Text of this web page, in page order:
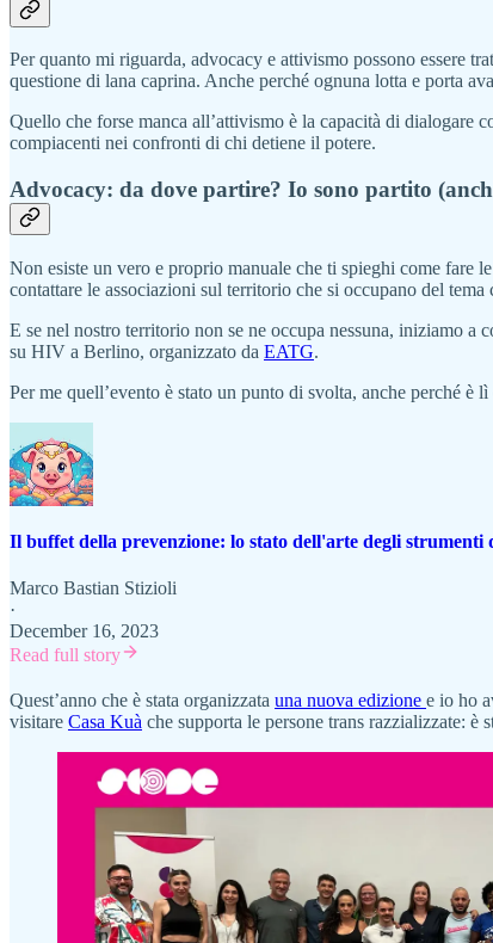
Per quanto mi riguarda, advocacy e attivismo possono essere
questione di lana caprina. Anche perché ognuna lotta e porta
Quello che forse manca all’attivismo è la capacità di dialogare
compiacenti nei confronti di chi detiene il potere.
Advocacy: da dove partire? Io sono partito
Non esiste un vero e proprio manuale che ti spieghi come fare
contattare le associazioni sul territorio che si occupano del tema
E se nel nostro territorio non se ne occupa nessuna, iniziamo
su HIV a Berlino, organizzato da EATG.
Per me quell’evento è stato un punto di svolta, anche perché è
Il buffet della prevenzione: lo stato dell'arte degli
Marco Bastian Stizioli
·
December 16, 2023
Read full story
Quest’anno che è stata organizzata una nuova edizione e io ho
visitare Casa Kuà che supporta le persone trans razzializzate: è